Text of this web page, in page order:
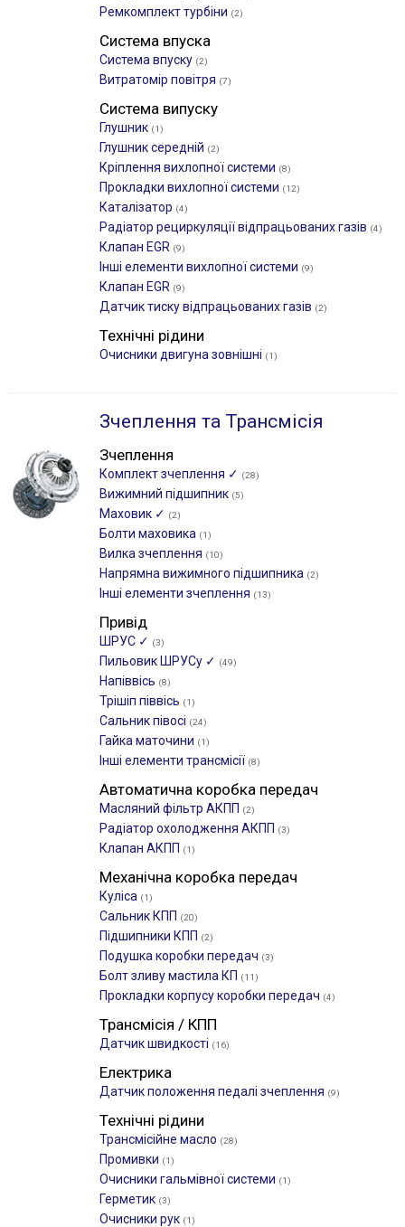
Ремкомплект турбіни (2)
Система впуска
Система впуску (2)
Витратомір повітря (7)
Система випуску
Глушник (1)
Глушник середній (2)
Кріплення вихлопної системи (8)
Прокладки вихлопної системи (12)
Каталізатор (4)
Радіатор рециркуляції відпрацьованих газів (4)
Клапан EGR (9)
Інші елементи вихлопної системи (9)
Клапан EGR (9)
Датчик тиску відпрацьованих газів (2)
Технічні рідини
Очисники двигуна зовнішні (1)
Зчеплення та Трансмісія
Зчеплення
Комплект зчеплення ✓ (28)
Вижимний підшипник (5)
Маховик ✓ (2)
Болти маховика (1)
Вилка зчеплення (10)
Напрямна вижимного підшипника (2)
Інші елементи зчеплення (13)
Привід
ШРУС ✓ (3)
Пильовик ШРУСу ✓ (49)
Напіввісь (8)
Трішіп піввісь (1)
Сальник півосі (24)
Гайка маточини (1)
Інші елементи трансмісії (8)
Автоматична коробка передач
Масляний фільтр АКПП (2)
Радіатор охолодження АКПП (3)
Клапан АКПП (1)
Механічна коробка передач
Куліса (1)
Сальник КПП (20)
Підшипники КПП (2)
Подушка коробки передач (3)
Болт зливу мастила КП (11)
Прокладки корпусу коробки передач (4)
Трансмісія / КПП
Датчик швидкості (16)
Електрика
Датчик положення педалі зчеплення (9)
Технічні рідини
Трансмісійне масло (28)
Промивки (1)
Очисники гальмівної системи (1)
Герметик (3)
Очисники рук (1)